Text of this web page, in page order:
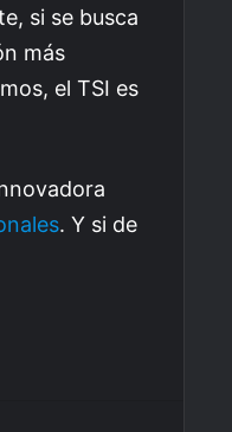
si se busca
más
el TSI es
. Y si de